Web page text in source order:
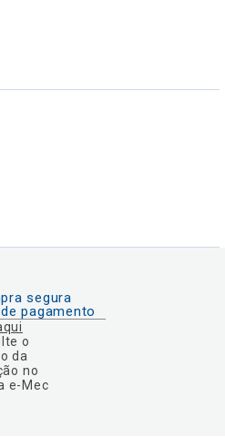
segura
pagamento
o
da
no
e-Mec